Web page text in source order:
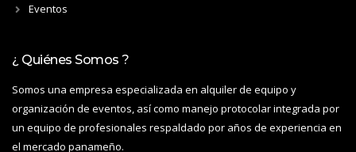
Eventos
¿ Quiénes Somos ?
Somos una empresa especializada en alquiler de equipo y
organización de eventos, así como manejo protocolar integrada por
un equipo de profesionales respaldado por años de experiencia en
el mercado panameño.